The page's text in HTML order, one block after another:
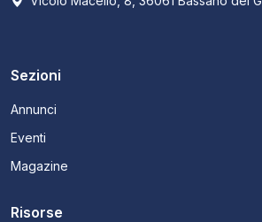
Sezioni
Annunci
Eventi
Magazine
Risorse